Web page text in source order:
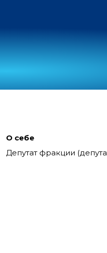
О себе
Депутат фракции